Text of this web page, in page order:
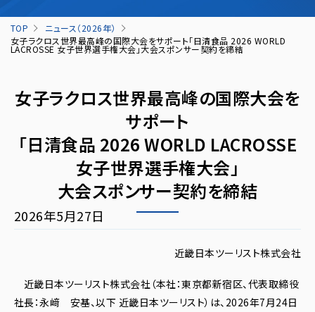
TOP
ニュース（2026年）
女子ラクロス世界最高峰の国際大会をサポート「日清食品 2026 WORLD
LACROSSE 女子世界選手権大会」大会スポンサー契約を締結
女子ラクロス世界最高峰の国際大会を
サポート
「日清食品 2026 WORLD LACROSSE
女子世界選手権大会」
大会スポンサー契約を締結
2026年5月27日
近畿日本ツーリスト株式会社
近畿日本ツーリスト株式会社（本社：東京都新宿区、代表取締役
社長：永﨑 安基、以下 近畿日本ツーリスト）は、2026年7月24日